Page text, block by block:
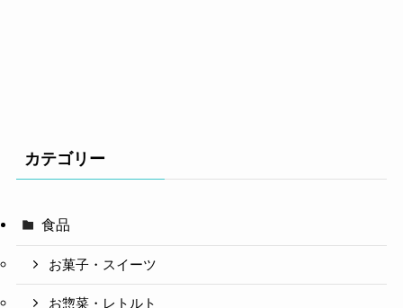
カテゴリー
食品
お菓子・スイーツ
お惣菜・レトルト